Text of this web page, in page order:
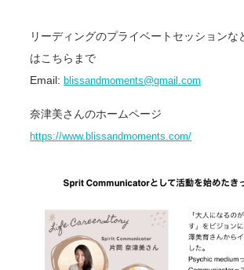
リーディングのプライベートセッションな
はこちらまで
Email:blissandmoments@gmail.com
奈津美さんのホームページ
https://www.blissandmoments.com/